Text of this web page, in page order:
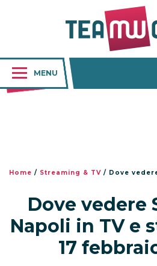
MENU
Home / Streaming & TV / Dove vedere
Dove vedere
Napoli in TV e
17